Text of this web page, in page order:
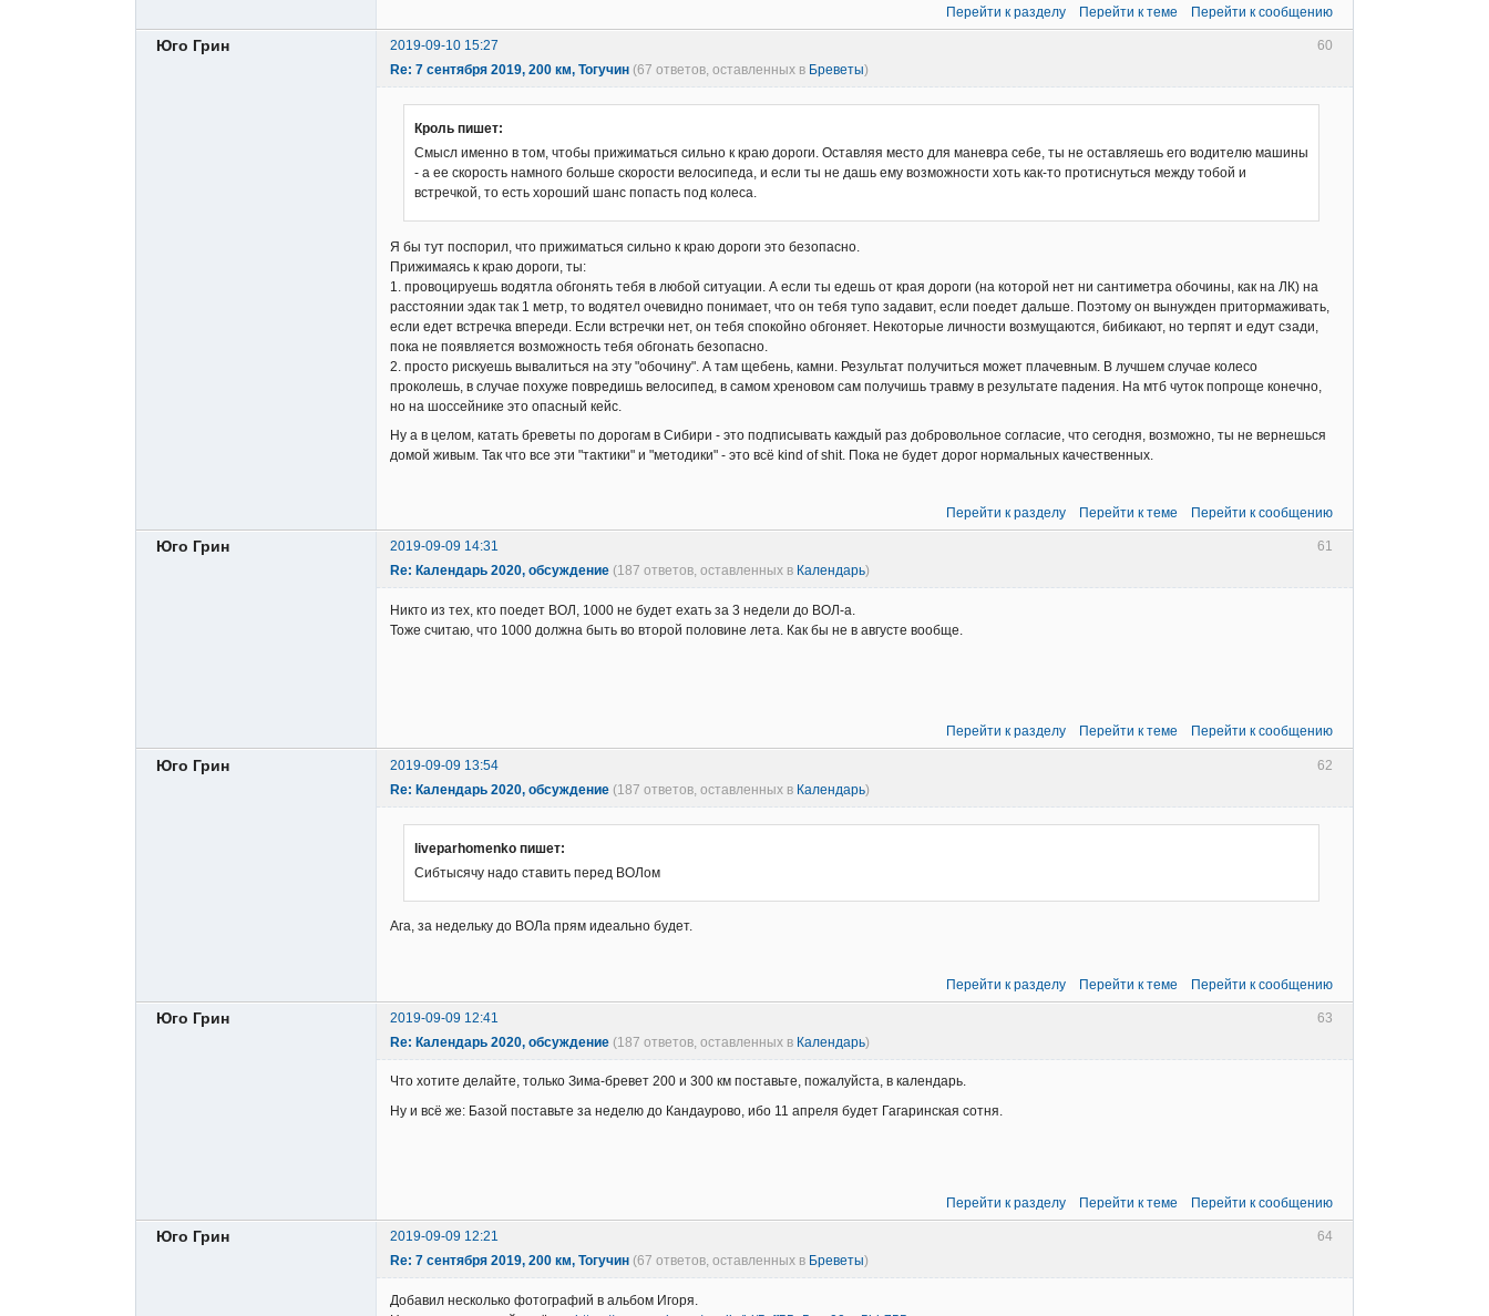
Перейти к разделу Перейти к теме Перейти к сообщению
60
Юго Грин
2019-09-10 15:27
Re: 7 сентября 2019, 200 км, Тогучин (67 ответов, оставленных в Бреветы)
Кроль пишет:
Смысл именно в том, чтобы прижиматься сильно к краю дороги. Оставляя место для маневра себе, ты не оставляешь его водителю машины
- а ее скорость намного больше скорости велосипеда, и если ты не дашь ему возможности хоть как-то протиснуться между тобой и
встречкой, то есть хороший шанс попасть под колеса.
Я бы тут поспорил, что прижиматься сильно к краю дороги это безопасно.
Прижимаясь к краю дороги, ты:
1. провоцируешь водятла обгонять тебя в любой ситуации. А если ты едешь от края дороги (на которой нет ни сантиметра обочины, как на ЛК) на
расстоянии эдак так 1 метр, то водятел очевидно понимает, что он тебя тупо задавит, если поедет дальше. Поэтому он вынужден притормаживать,
если едет встречка впереди. Если встречки нет, он тебя спокойно обгоняет. Некоторые личности возмущаются, бибикают, но терпят и едут сзади,
пока не появляется возможность тебя обгонать безопасно.
2. просто рискуешь вывалиться на эту "обочину". А там щебень, камни. Результат получиться может плачевным. В лучшем случае колесо
проколешь, в случае похуже повредишь велосипед, в самом хреновом сам получишь травму в результате падения. На мтб чуток попроще конечно,
но на шоссейнике это опасный кейс.
Ну а в целом, катать бреветы по дорогам в Сибири - это подписывать каждый раз добровольное согласие, что сегодня, возможно, ты не вернешься
домой живым. Так что все эти "тактики" и "методики" - это всё kind of shit. Пока не будет дорог нормальных качественных.
Перейти к разделу Перейти к теме Перейти к сообщению
61
Юго Грин
2019-09-09 14:31
Re: Календарь 2020, обсуждение (187 ответов, оставленных в Календарь)
Никто из тех, кто поедет ВОЛ, 1000 не будет ехать за 3 недели до ВОЛ-а.
Тоже считаю, что 1000 должна быть во второй половине лета. Как бы не в августе вообще.
Перейти к разделу Перейти к теме Перейти к сообщению
62
Юго Грин
2019-09-09 13:54
Re: Календарь 2020, обсуждение (187 ответов, оставленных в Календарь)
liveparhomenko пишет:
Сибтысячу надо ставить перед ВОЛом
Ага, за недельку до ВОЛа прям идеально будет.
Перейти к разделу Перейти к теме Перейти к сообщению
63
Юго Грин
2019-09-09 12:41
Re: Календарь 2020, обсуждение (187 ответов, оставленных в Календарь)
Что хотите делайте, только Зима-бревет 200 и 300 км поставьте, пожалуйста, в календарь.
Ну и всё же: Базой поставьте за неделю до Кандаурово, ибо 11 апреля будет Гагаринская сотня.
Перейти к разделу Перейти к теме Перейти к сообщению
64
Юго Грин
2019-09-09 12:21
Re: 7 сентября 2019, 200 км, Тогучин (67 ответов, оставленных в Бреветы)
Добавил несколько фотографий в альбом Игоря.